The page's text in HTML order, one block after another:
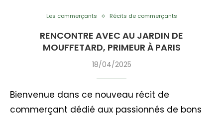
Les commerçants Récits de commerçants
RENCONTRE AVEC AU JARDIN DE
MOUFFETARD, PRIMEUR À PARIS
18/04/2025
Bienvenue dans ce nouveau récit de
commerçant dédié aux passionnés de bons